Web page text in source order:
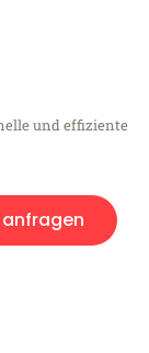
und effiziente